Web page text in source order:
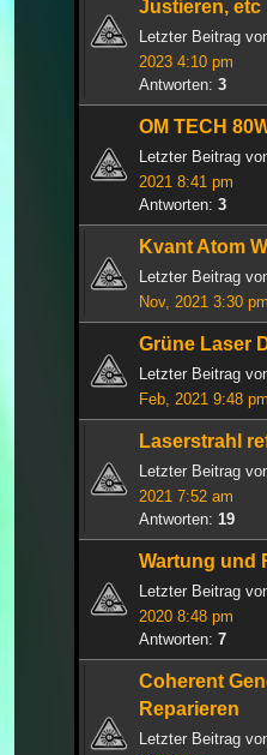
Justieren, etc
Letzter Beitrag
2023 4:10 pm
Antworten: 3
OM TECH
Letzter Beitrag
2021 8:41 pm
Antworten: 3
Kvant Atom
Letzter Beitrag
Nov, 2021 3:30 pm
Grüne Laser
Letzter Beitrag
Feb, 2021 9:48 pm
Laserstrahl
Letzter Beitrag
2021 7:52 am
Antworten: 19
Wartung und
Letzter Beitrag
2020 8:48 pm
Antworten: 7
Coherent
Reparieren
Letzter Beitrag